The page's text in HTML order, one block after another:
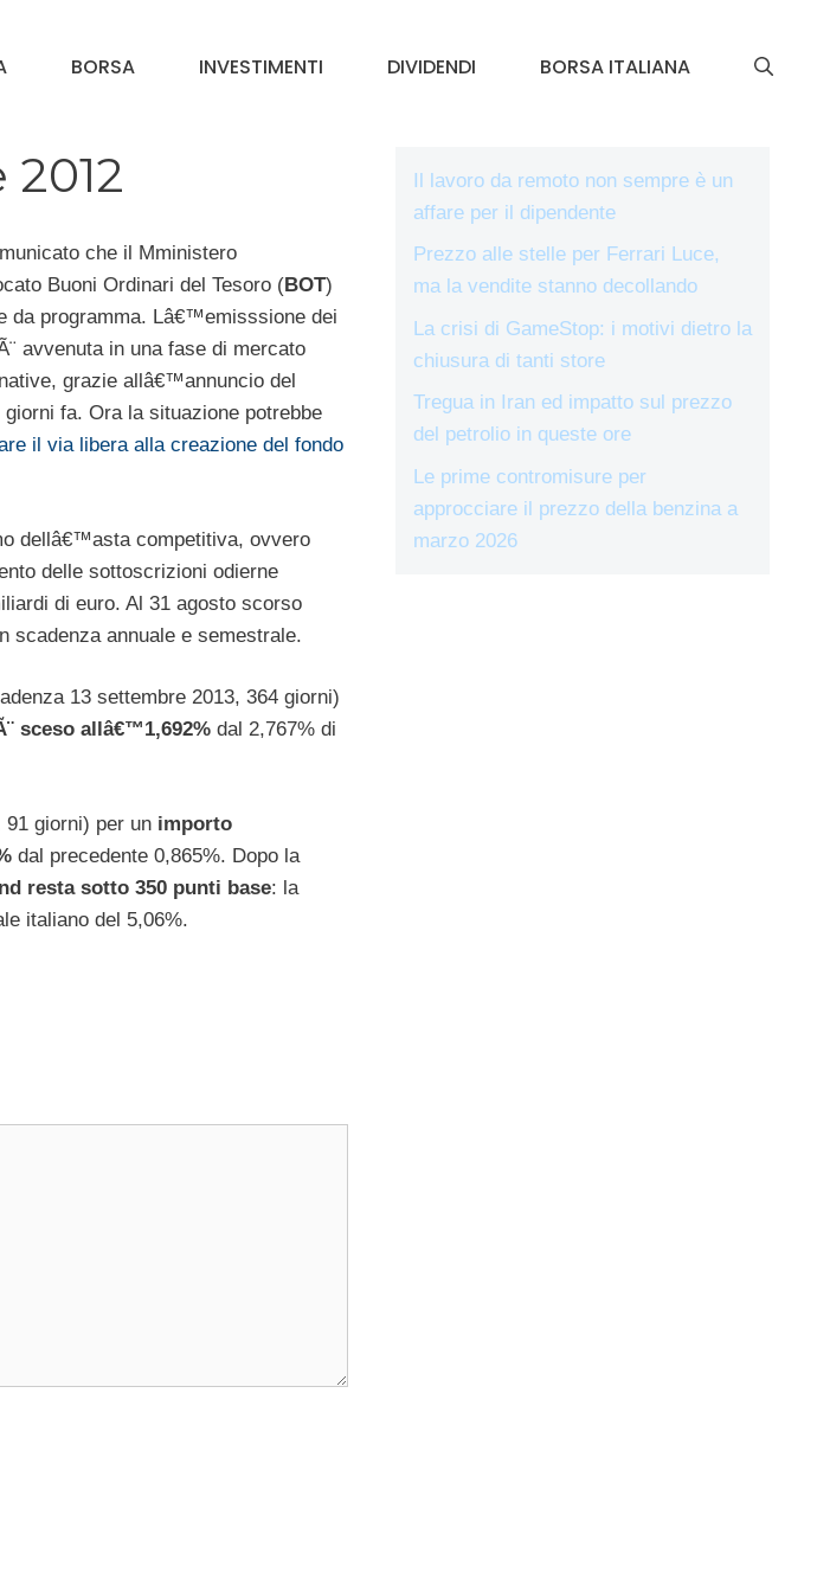
BORSA INVESTIMENTI DIVIDENDI BORSA ITALIANA
che il Mministero
Buoni Ordinari del Tesoro (BOT)
da programma. Lâ€™emisssione dei
avvenuta in una fase di mercato
grazie allâ€™annuncio del
fa. Ora la situazione potrebbe
il via libera alla creazione del fondo
dellâ€™asta competitiva, ovvero
delle sottoscrizioni odierne
di euro. Al 31 agosto scorso
scadenza annuale e semestrale.
13 settembre 2013, 364 giorni)
sceso allâ€™1,692% dal 2,767% di
91 giorni) per un importo
dal precedente 0,865%. Dopo la
resta sotto 350 punti base: la
italiano del 5,06%.
Il lavoro da remoto non sempre è un
affare per il dipendente
Prezzo alle stelle per Ferrari Luce,
ma la vendite stanno decollando
La crisi di GameStop: i motivi dietro la
chiusura di tanti store
Tregua in Iran ed impatto sul prezzo
del petrolio in queste ore
Le prime contromisure per
approcciare il prezzo della benzina a
marzo 2026